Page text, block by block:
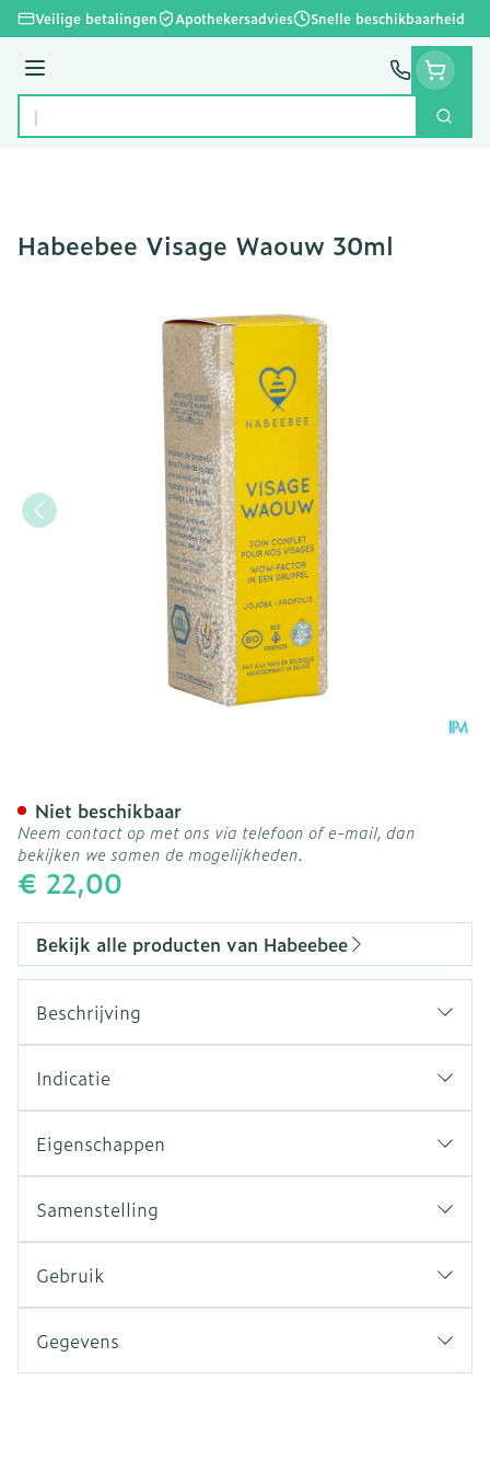
Ga naar de inhoud
Veilige betalingen Apothekersadvies Snelle beschikbaarheid
Menu
Product, merk, categorie...
Zoek
Habeebee Visage Waouw 30ml
€ 22,00
Niet beschikbaar
Neem contact op met ons via telefoon of e-mail, dan
bekijken we samen de mogelijkheden.
Bekijk alle producten van Habeebee
Beschrijving
Indicatie
Eigenschappen
Samenstelling
Gebruik
Gegevens